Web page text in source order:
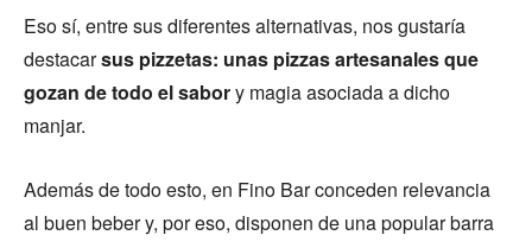
Eso sí, entre sus diferentes alternativas, nos gustaría
destacarsus pizzetas: unas pizzas artesanales que
gozan de todo el sabory magia asociada a dicho
manjar.
Además de todo esto, en Fino Bar conceden relevancia
al buen beber y, por eso, disponen de una popular barra